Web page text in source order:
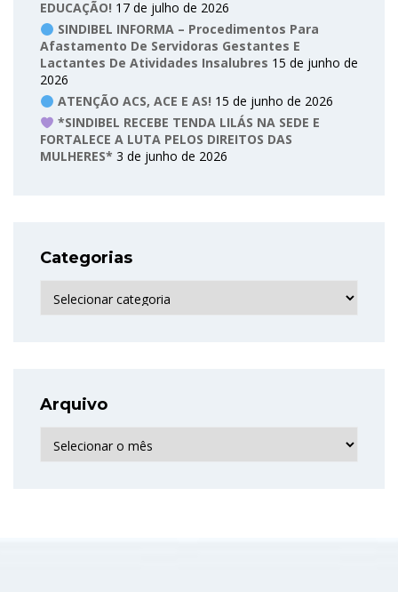
EDUCAÇÃO! 17 de julho de 2026
SINDIBEL INFORMA – Procedimentos Para
Afastamento De Servidoras Gestantes E
Lactantes De Atividades Insalubres 15 de junho de
2026
ATENÇÃO ACS, ACE E AS! 15 de junho de 2026
*SINDIBEL RECEBE TENDA LILÁS NA SEDE E
FORTALECE A LUTA PELOS DIREITOS DAS
MULHERES* 3 de junho de 2026
Categorias
Categorias
Arquivo
Arquivo